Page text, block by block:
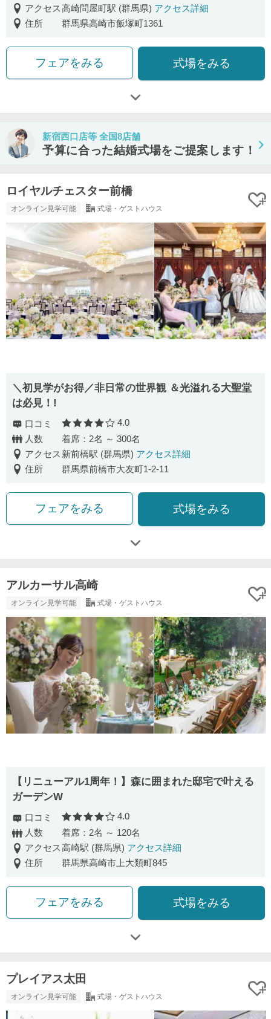
アクセス高崎問屋町駅 (群馬県) アクセス詳細
住所
群馬県高崎市飯塚町1361
フェアをみる 式場をみる
新宿西口店等 全国8店舗
予算に合った結婚式場をご提案します！
ロイヤルチェスター前橋
オンライン見学可能 式場・ゲストハウス
＼初見学がお得／非日常の世界観 ＆光溢れる大聖堂
は必見！!
口コミ 口コミ評価
4.0
人数
着席：2名 ～ 300名
アクセス 新前橋駅 (群馬県) アクセス詳細
住所
群馬県前橋市大友町1-2-11
フェアをみる 式場をみる
アルカーサル高崎
オンライン見学可能 式場・ゲストハウス
【リニューアル1周年！】森に囲まれた邸宅で叶える
ガーデンW
口コミ 口コミ評価
4.0
人数
着席：2名 ～ 120名
アクセス高崎駅 (群馬県) アクセス詳細
住所
群馬県高崎市上大類町845
フェアをみる 式場をみる
プレイアス太田
オンライン見学可能 式場・ゲストハウス